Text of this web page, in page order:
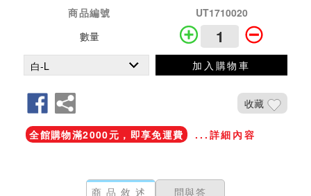
商品編號
UT1710020
數量
加入購物車
收藏
全館購物滿2000元，即享免運費 ...詳細內容
商品敘述 問與答